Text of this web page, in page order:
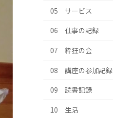
05 サービス
06 仕事の記録
07 粋狂の会
08 講座の参加記録
09 読書記録
10 生活